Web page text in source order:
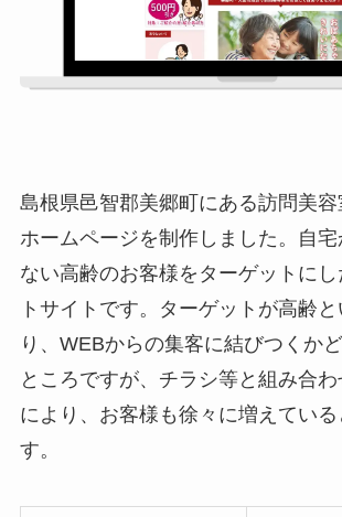
島根県邑智郡美郷町にある訪問美
ホームページを制作しました。自宅
ない高齢のお客様をターゲットに
トサイトです。ターゲットが高齢
り、WEBからの集客に結びつくか
ところですが、チラシ等と組み合
により、お客様も徐々に増えてい
す。